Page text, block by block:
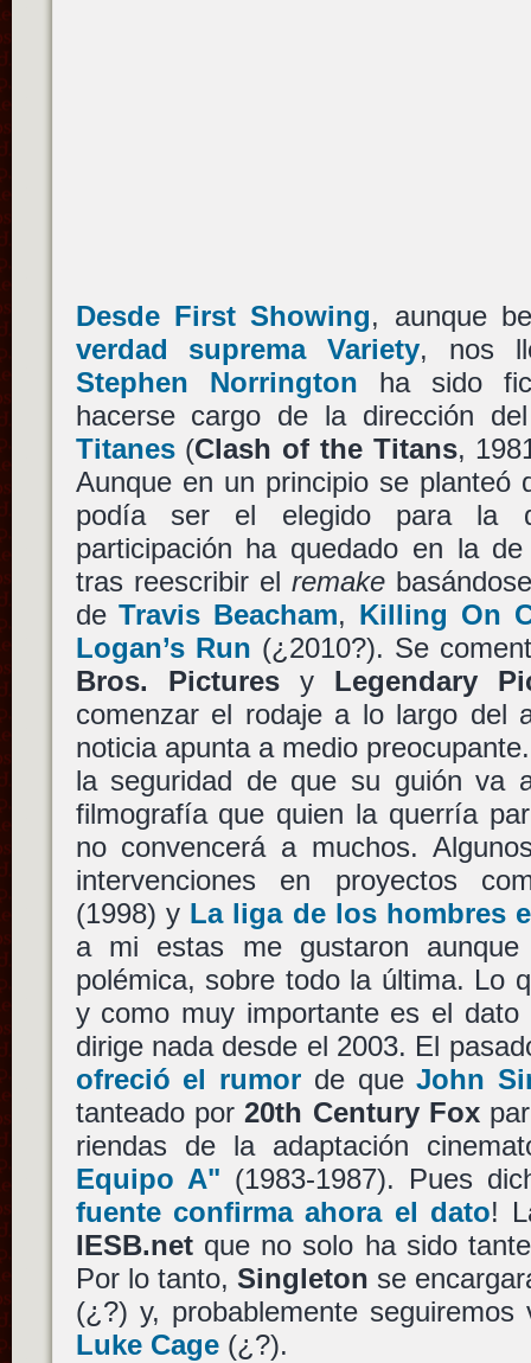
Desde First Showing, aunque
verdad suprema Variety, nos
Stephen Norrington ha sido
hacerse cargo de la dirección
Titanes(Clash of the Titans,
Aunque en un principio se planteó
podía ser el elegido para la
participación ha quedado en la
tras reescribir el remake
deTravis Beacham, Killing On
Logan’s Run (¿2010?). Se
Bros. Picturesy Legendary
comenzar el rodaje a lo largo del
noticia apunta a medio
la seguridad de que su guión va
filmografía que quien la querría
no convencerá a muchos.
intervenciones en proyectos
(1998) y La liga de los hombres
a mi estas me gustaron
polémica, sobre todo la última. Lo
y como muy importante es el
dirige nada desde el 2003. El
ofreció el rumor de queJohn
tanteado por20th Century Fox
riendas de la adaptación
Equipo A" (1983-1987). Pues
fuente confirma ahora el dato!
IESB.netque no solo ha sido
Por lo tanto, Singleton se
(¿?) y, probablemente
Luke Cage(¿?).